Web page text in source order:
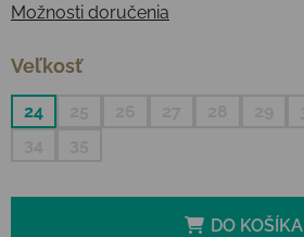
Možnosti doručenia
Veľkosť
24
DO KOŠÍKA